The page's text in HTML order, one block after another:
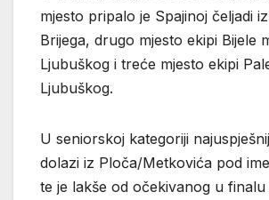
mjesto pripalo je Spajinoj čeljadi
Brijega, drugo mjesto ekipi Bijele
Ljubuškog i treće mjesto ekipi
Ljubuškog.
U seniorskoj kategoriji
dolazi iz Ploča/Metkovića pod
te je lakše od očekivanog u finalu